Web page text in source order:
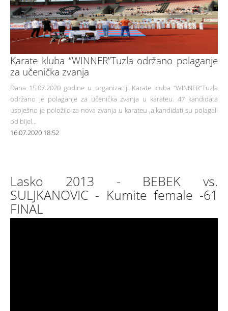
Karate kluba “WINNER”Tuzla održano polaganje
za učenička zvanja
Dana 15.07.2020 godine u organizaciji Karate kluba “WINNER”Tuzla
održano je polaganje za učenička zvanja u karateu. 47 kandidata
uspješno je položilo za nova zvanja u karateu ,a kandidati su polagali
od bijel...
16.07.2020 18:52
Lasko 2013 - BEBEK vs.
SULJKANOVIC - Kumite female -61
FINAL